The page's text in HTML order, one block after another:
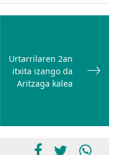
Urtarrilaren 2an
itxita izango da
Aritzaga kalea